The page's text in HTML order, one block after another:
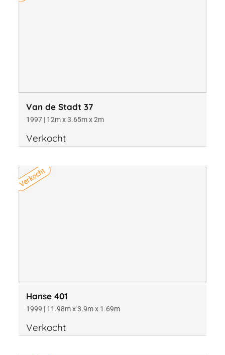
Van de Stadt 37
1997 | 12m x 3.65m x 2m
Verkocht
Verkocht
Hanse 401
1999 | 11.98m x 3.9m x 1.69m
Verkocht